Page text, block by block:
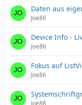
Daten aus
Joe86
Device Info -
Joe86
Fokus auf
Joe86
Joe86